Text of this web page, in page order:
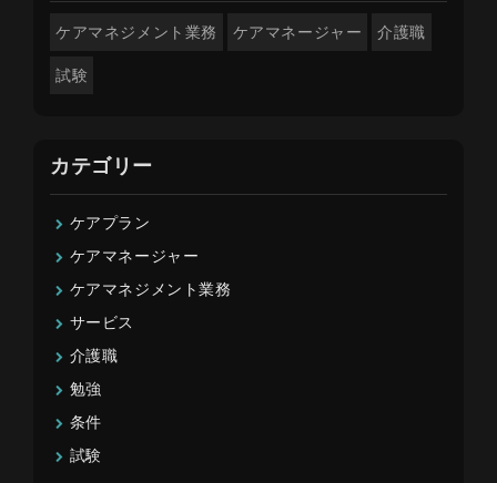
ケアマネジメント業務 ケアマネージャー 介護職
試験
カテゴリー
ケアプラン
ケアマネージャー
ケアマネジメント業務
サービス
介護職
勉強
条件
試験